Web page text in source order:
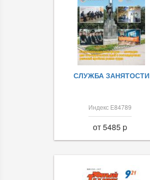
СЛУЖБА ЗАНЯТОСТИ
Индекс Е84789
от 5485 p